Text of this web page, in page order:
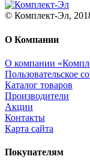
© Комплект-Эл,
О Компании
О компании
Пользовательское
Каталог товаров
Производители
Акции
Контакты
Карта сайта
Покупателям